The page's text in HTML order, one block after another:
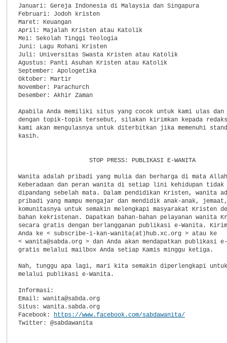
Januari: Gereja Indonesia di Malaysia dan Singapura
Februari: Jodoh kristen
Maret: Keuangan
April: Majalah Kristen atau Katolik
Mei: Sekolah Tinggi Teologia
Juni: Lagu Rohani Kristen
Juli: Universitas Swasta Kristen atau Katolik
Agustus: Panti Asuhan Kristen atau Katolik
September: Apologetika
Oktober: Martir
November: Parachurch
Desember: Akhir Zaman
Apabila Anda memiliki situs yang cocok untuk kami ulas
dengan topik-topik tersebut, silakan kirimkan kepada
kami akan mengulasnya untuk diterbitkan jika memenuhi
kasih.
                    STOP PRESS: PUBLIKASI E-WANITA
Wanita adalah pribadi yang mulia dan berharga di mata
Keberadaan dan peran wanita di setiap lini kehidupan
dipandang sebelah mata. Dalam pendidikan Kristen, wanita
pribadi yang mampu mengajar dan mendidik anak-anak,
komunitasnya untuk semakin melengkapi masyarakat Kristen
bahan kekristenan. Dapatkan bahan-bahan pelayanan wanita
secara gratis dengan berlangganan publikasi e-Wanita.
Anda ke < subscribe-i-kan-wanita(at)hub.xc.org > atau ke
< wanita@sabda.org > dan Anda akan mendapatkan publikasi
gratis melalui mailbox Anda setiap Kamis minggu ketiga.
Nah, tunggu apa lagi, mari kita semakin diperlengkapi
melalui publikasi e-Wanita.
Informasi:
Email: wanita@sabda.org
Situs: wanita.sabda.org
Facebook:
https://www.facebook.com/sabdawanita/
Twitter: @sabdawanita